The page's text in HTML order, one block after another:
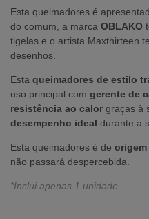
Esta queimadores é
do comum, a marca OBLAKO
tigelas e o artista Maxthirteen
desenhos.
Esta queimadores de estilo
uso principal com gerente de
resistência ao calor graças à
desempenho ideal durante a
Esta queimadores é de origem
não passará despercebida.
*Inclui apenas 1 unidade.